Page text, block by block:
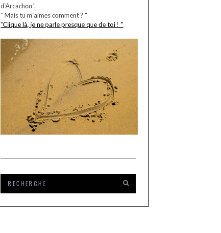
d'Arcachon".
" Mais tu m'aimes comment ? "
"Clique là, je ne parle presque que de toi ! "